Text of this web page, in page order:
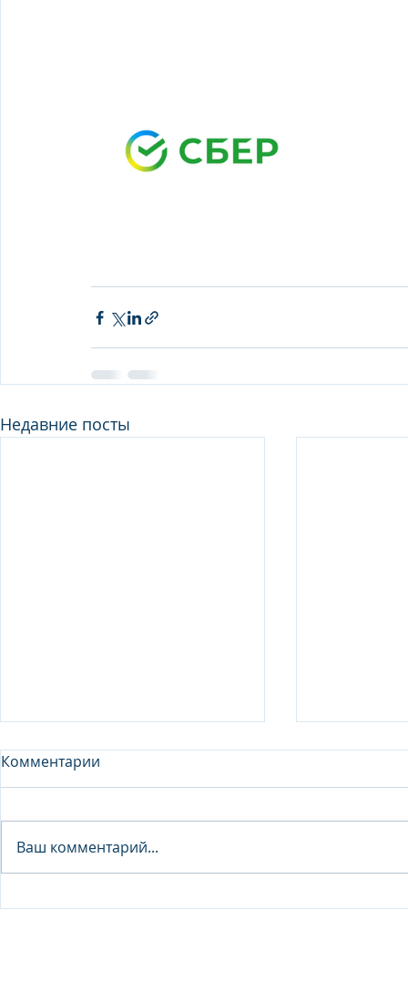
Недавние посты
Junior Analyst / Analyst -
Комментарии
Ваш комментарий...